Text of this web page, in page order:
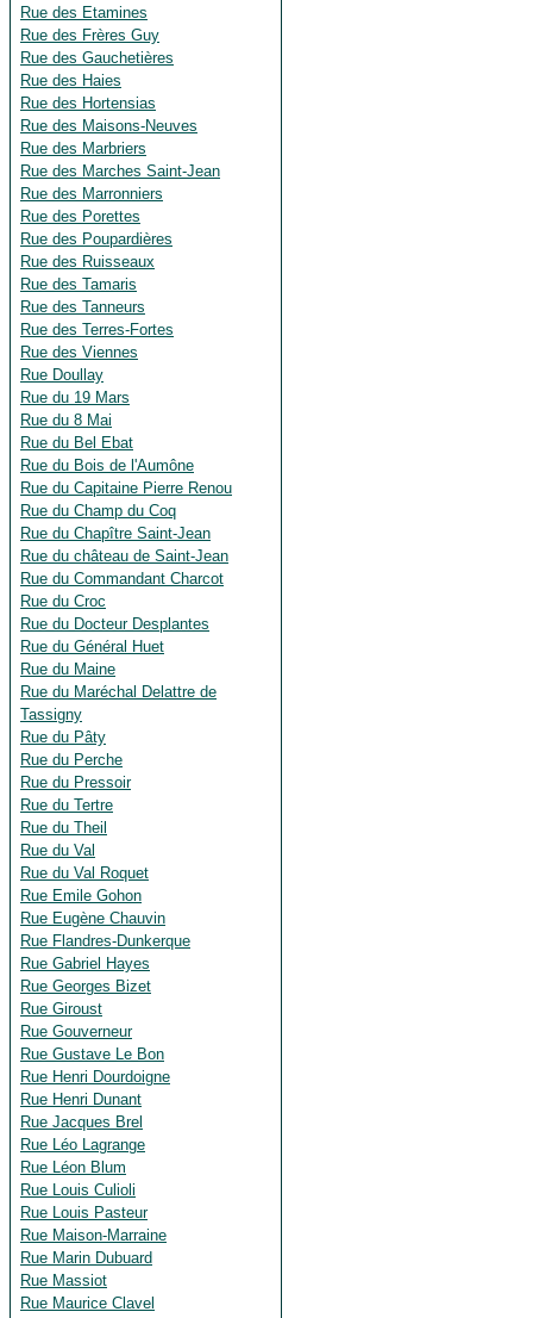
Rue des Etamines
Rue des Frères Guy
Rue des Gauchetières
Rue des Haies
Rue des Hortensias
Rue des Maisons-Neuves
Rue des Marbriers
Rue des Marches Saint-Jean
Rue des Marronniers
Rue des Porettes
Rue des Poupardières
Rue des Ruisseaux
Rue des Tamaris
Rue des Tanneurs
Rue des Terres-Fortes
Rue des Viennes
Rue Doullay
Rue du 19 Mars
Rue du 8 Mai
Rue du Bel Ebat
Rue du Bois de l'Aumône
Rue du Capitaine Pierre Renou
Rue du Champ du Coq
Rue du Chapître Saint-Jean
Rue du château de Saint-Jean
Rue du Commandant Charcot
Rue du Croc
Rue du Docteur Desplantes
Rue du Général Huet
Rue du Maine
Rue du Maréchal Delattre de
Tassigny
Rue du Pâty
Rue du Perche
Rue du Pressoir
Rue du Tertre
Rue du Theil
Rue du Val
Rue du Val Roquet
Rue Emile Gohon
Rue Eugène Chauvin
Rue Flandres-Dunkerque
Rue Gabriel Hayes
Rue Georges Bizet
Rue Giroust
Rue Gouverneur
Rue Gustave Le Bon
Rue Henri Dourdoigne
Rue Henri Dunant
Rue Jacques Brel
Rue Léo Lagrange
Rue Léon Blum
Rue Louis Culioli
Rue Louis Pasteur
Rue Maison-Marraine
Rue Marin Dubuard
Rue Massiot
Rue Maurice Clavel